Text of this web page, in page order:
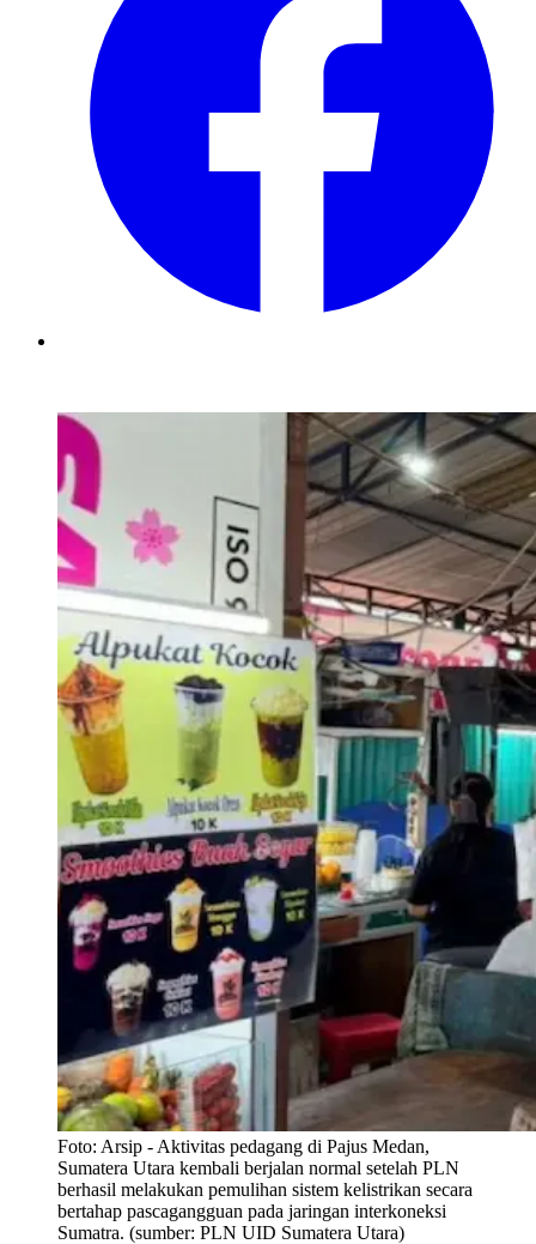
Foto: Arsip - Aktivitas pedagang di Pajus Medan,
Sumatera Utara kembali berjalan normal setelah PLN
berhasil melakukan pemulihan sistem kelistrikan secara
bertahap pascagangguan pada jaringan interkoneksi
Sumatra. (sumber: PLN UID Sumatera Utara)